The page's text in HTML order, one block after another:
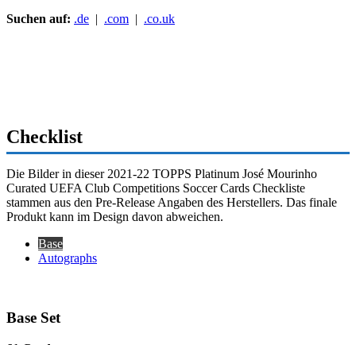
Suchen auf: .de | .com | .co.uk
Checklist
Die Bilder in dieser 2021-22 TOPPS Platinum José Mourinho
Curated UEFA Club Competitions Soccer Cards Checkliste
stammen aus den Pre-Release Angaben des Herstellers. Das finale
Produkt kann im Design davon abweichen.
Base
Autographs
Base Set